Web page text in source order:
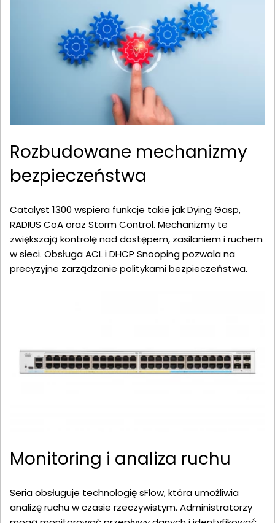
Rozbudowane mechanizmy
bezpieczeństwa
Catalyst 1300 wspiera funkcje takie jak Dying Gasp,
RADIUS CoA oraz Storm Control. Mechanizmy te
zwiększają kontrolę nad dostępem, zasilaniem i ruchem
w sieci. Obsługa ACL i DHCP Snooping pozwala na
precyzyjne zarządzanie politykami bezpieczeństwa.
Monitoring i analiza ruchu
Seria obsługuje technologię sFlow, która umożliwia
analizę ruchu w czasie rzeczywistym. Administratorzy